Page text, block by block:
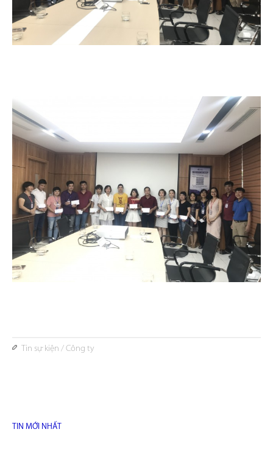
Tin sự kiện /Công ty
TIN MỚI NHẤT